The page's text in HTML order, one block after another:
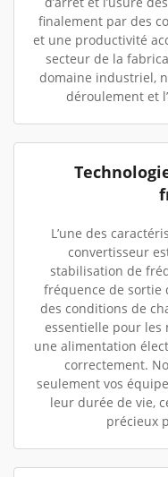
finalement par des
et une productivité
secteur de la
domaine industriel,
déroulement et
L’une des
convertisseur
stabilisation de
fréquence de sortie
des conditions de
essentielle pour les
une alimentation
correctement.
seulement vos
leur durée de vie,
précieux